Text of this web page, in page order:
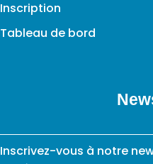
Inscription
Tableau de bord
Inscrivez-vous à notre